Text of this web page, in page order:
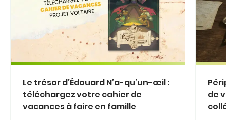
Le trésor d’Édouard N’a-qu’un-œil :
téléchargez votre cahier de
vacances à faire en famille
de